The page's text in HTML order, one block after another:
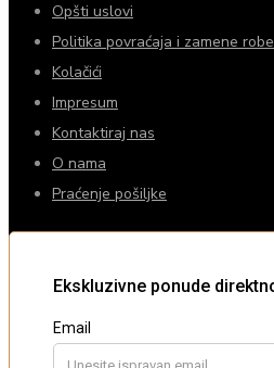
Opšti uslovi
Politika povraćaja i zamene robe
Kolačići
Impresum
Kontaktiraj nas
O nama
Praćenje pošiljke